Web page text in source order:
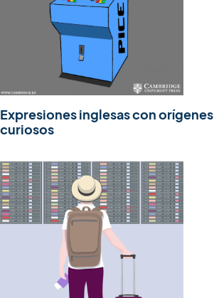
Expresiones inglesas con orígenes
curiosos